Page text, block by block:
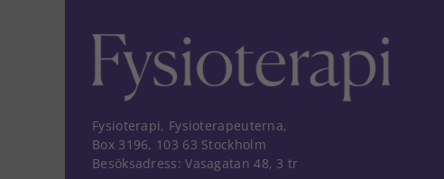
Fysioterapi, Fysioterapeuterna,
Box 3196, 103 63 Stockholm
Besöksadress: Vasagatan 48, 3 tr